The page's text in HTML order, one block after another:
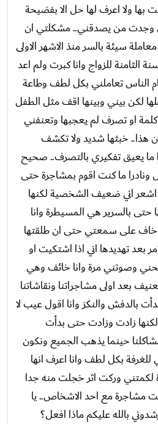
ولا اعرف لها حل الا بفضيحة
وجدت من يصدقني.. مشكلتي ان
سيئة بالسر منذ الاشهر الاولى
الثامنة للزواج وانا كبرت ولم اعد
الناس تعاملني بكل لطف وطاعة
لكن بيني وبينها اقف مثل الطفل
او تصرف لم يعجبها وتعنفني
هذا.. خبثها شديد ولا تكشف
ما يعيق تفكيري بالتصرف.. صحيح
ونادرا ما كنت اقوم بمشاجرة حتى
اشعر اني ضعيف الشخصية لكنها
بالسرير هي المسيطرة وانا
على سمعتي حتى ان طلقتها
بعد تهديدها اني اذا اشتكيت او
وصوتني مرة وانا خائف وهي
بعد اولى مشاجراتنا ونقاشاتنا
بالدفش والنكز وانا اقول عيب لا
لكنها زادت وزادت حتى بدأت
حينما يذهب الجميع ونكون
للغرفة بكل لطف وانا اعرف انها
لكمتني وركت اثر خجلت منه جدا
مشاجرة مع احد الاشخاص.. يا
بالله عليكم ماذا افعل؟